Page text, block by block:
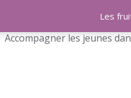
Codeuses
Accompagner les jeunes
Les